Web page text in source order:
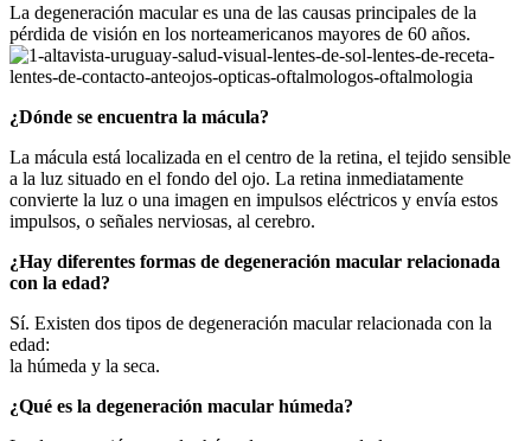
La degeneración macular es una de las causas principales de la
pérdida de visión en los norteamericanos mayores de 60 años.
¿Dónde se encuentra la mácula?
La mácula está localizada en el centro de la retina, el tejido sensible
a la luz situado en el fondo del ojo. La retina inmediatamente
convierte la luz o una imagen en impulsos eléctricos y envía estos
impulsos, o señales nerviosas, al cerebro.
¿Hay diferentes formas de degeneración macular relacionada
con la edad?
Sí. Existen dos tipos de degeneración macular relacionada con la
edad:
la húmeda y la seca.
¿Qué es la degeneración macular húmeda?